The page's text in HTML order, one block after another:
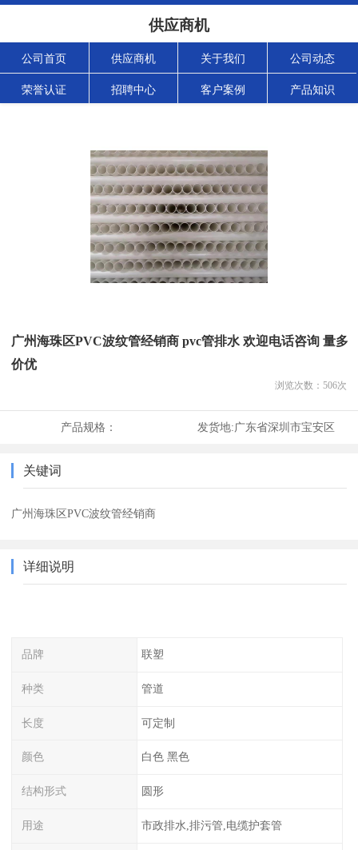
供应商机
公司首页 供应商机 关于我们 公司动态
荣誉认证 招聘中心 客户案例 产品知识
广州海珠区PVC波纹管经销商 pvc管排水 欢迎电话咨询 量多
价优
浏览次数： 506次
产品规格： 发货地:广东省深圳市宝安区
关键词
广州海珠区PVC波纹管经销商
详细说明
品牌 联塑
种类 管道
长度 可定制
颜色 白色 黑色
结构形式 圆形
用途 市政排水,排污管,电缆护套管